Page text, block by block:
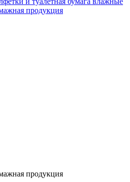
продукция
продукция